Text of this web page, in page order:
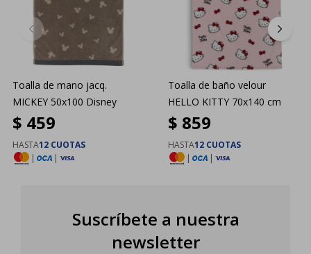
Toalla de mano jacq.
MICKEY 50x100 Disney
$ 459
HASTA12 CUOTAS
|
|
Toalla de baño velour
HELLO KITTY 70x140 cm
$ 859
HASTA12 CUOTAS
|
|
Suscríbete a nuestra
newsletter